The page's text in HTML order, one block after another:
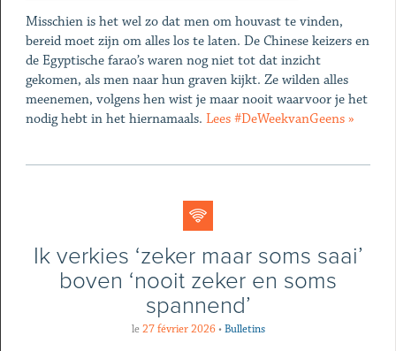
Misschien is het wel zo dat men om houvast te vinden,
bereid moet zijn om alles los te laten. De Chinese keizers en
de Egyptische farao’s waren nog niet tot dat inzicht
gekomen, als men naar hun graven kijkt. Ze wilden alles
meenemen, volgens hen wist je maar nooit waarvoor je het
nodig hebt in het hiernamaals. Lees #DeWeekvanGeens »
Ik verkies ‘zeker maar soms saai’
boven ‘nooit zeker en soms
spannend’
le 27 février 2026 • Bulletins